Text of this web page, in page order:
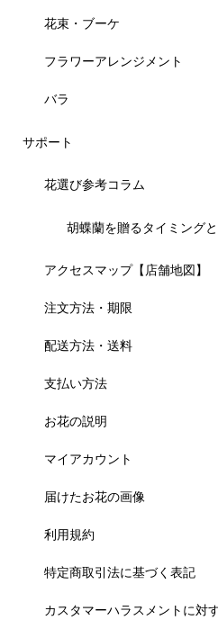
花束・ブーケ
フラワーアレンジメント
バラ
サポート
花選び参考コラム
胡蝶蘭を贈るタイミング
アクセスマップ【店舗地図】
注文方法・期限
配送方法・送料
支払い方法
お花の説明
マイアカウント
届けたお花の画像
利用規約
特定商取引法に基づく表記
カスタマーハラスメントに対